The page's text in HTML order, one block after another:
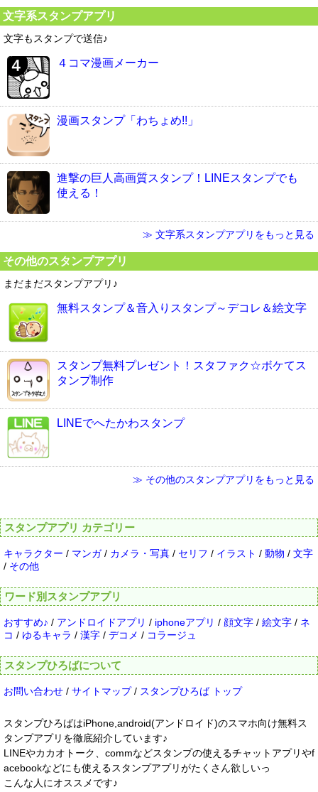
文字系スタンプアプリ
文字もスタンプで送信♪
４コマ漫画メーカー
漫画スタンプ「わちょめ!!」
進撃の巨人高画質スタンプ！LINEスタンプでも
使える！
≫ 文字系スタンプアプリをもっと見る
その他のスタンプアプリ
まだまだスタンプアプリ♪
無料スタンプ＆音入りスタンプ～デコレ＆絵文字
スタンプ無料プレゼント！スタファク☆ボケてス
タンプ制作
LINEでへたかわスタンプ
≫ その他のスタンプアプリをもっと見る
スタンプアプリ カテゴリー
キャラクター / マンガ/ カメラ・写真 / セリフ / イラスト / 動物 / 文字
/ その他
ワード別スタンプアプリ
おすすめ♪ / アンドロイドアプリ / iphoneアプリ / 顔文字 / 絵文字 / ネ
コ / ゆるキャラ / 漢字 / デコメ / コラージュ
スタンプひろばについて
お問い合わせ / サイトマップ/ スタンプひろば トップ
スタンプひろばはiPhone,android(アンドロイド)のスマホ向け無料ス
タンプアプリを徹底紹介しています♪
LINEやカカオトーク、commなどスタンプの使えるチャットアプリやf
acebookなどにも使えるスタンプアプリがたくさん欲しいっ
こんな人にオススメです♪